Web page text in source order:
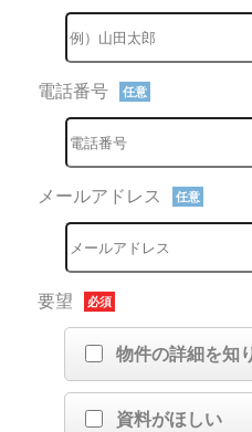
電話番号 任意
メールアドレス 任意
要望 必須
物件の詳細を知
資料がほしい